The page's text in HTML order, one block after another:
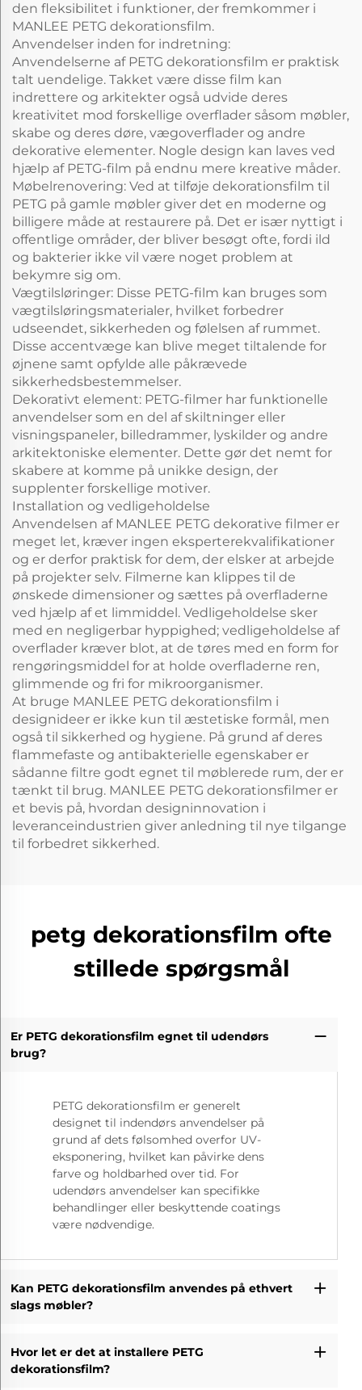
den fleksibilitet i funktioner, der fremkommer i
MANLEE PETG dekorationsfilm.
Anvendelser inden for indretning:
Anvendelserne af PETG dekorationsfilm er praktisk
talt uendelige. Takket være disse film kan
indrettere og arkitekter også udvide deres
kreativitet mod forskellige overflader såsom møbler,
skabe og deres døre, vægoverflader og andre
dekorative elementer. Nogle design kan laves ved
hjælp af PETG-film på endnu mere kreative måder.
Møbelrenovering: Ved at tilføje dekorationsfilm til
PETG på gamle møbler giver det en moderne og
billigere måde at restaurere på. Det er især nyttigt i
offentlige områder, der bliver besøgt ofte, fordi ild
og bakterier ikke vil være noget problem at
bekymre sig om.
Vægtilsløringer: Disse PETG-film kan bruges som
vægtilsløringsmaterialer, hvilket forbedrer
udseendet, sikkerheden og følelsen af rummet.
Disse accentvæge kan blive meget tiltalende for
øjnene samt opfylde alle påkrævede
sikkerhedsbestemmelser.
Dekorativt element: PETG-filmer har funktionelle
anvendelser som en del af skiltninger eller
visningspaneler, billedrammer, lyskilder og andre
arkitektoniske elementer. Dette gør det nemt for
skabere at komme på unikke design, der
supplenter forskellige motiver.
Installation og vedligeholdelse
Anvendelsen af MANLEE PETG dekorative filmer er
meget let, kræver ingen eksperterekvalifikationer
og er derfor praktisk for dem, der elsker at arbejde
på projekter selv. Filmerne kan klippes til de
ønskede dimensioner og sættes på overfladerne
ved hjælp af et limmiddel. Vedligeholdelse sker
med en negligerbar hyppighed; vedligeholdelse af
overflader kræver blot, at de tøres med en form for
rengøringsmiddel for at holde overfladerne ren,
glimmende og fri for mikroorganismer.
At bruge MANLEE PETG dekorationsfilm i
designideer er ikke kun til æstetiske formål, men
også til sikkerhed og hygiene. På grund af deres
flammefaste og antibakterielle egenskaber er
sådanne filtre godt egnet til møblerede rum, der er
tænkt til brug. MANLEE PETG dekorationsfilmer er
et bevis på, hvordan designinnovation i
leveranceindustrien giver anledning til nye tilgange
til forbedret sikkerhed.
petg dekorationsfilm ofte
stillede spørgsmål
Er PETG dekorationsfilm egnet til udendørs
brug?
PETG dekorationsfilm er generelt
designet til indendørs anvendelser på
grund af dets følsomhed overfor UV-
eksponering, hvilket kan påvirke dens
farve og holdbarhed over tid. For
udendørs anvendelser kan specifikke
behandlinger eller beskyttende coatings
være nødvendige.
Kan PETG dekorationsfilm anvendes på ethvert
slags møbler?
Hvor let er det at installere PETG
dekorationsfilm?